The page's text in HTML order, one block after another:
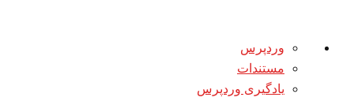
درباره
وردپرس
وردپرس
مستندات
یادگیری وردپرس